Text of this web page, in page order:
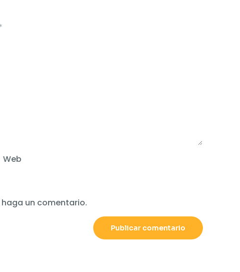
Web
un comentario.